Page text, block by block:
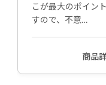
こが最大のポイ
すので、不意…
商品